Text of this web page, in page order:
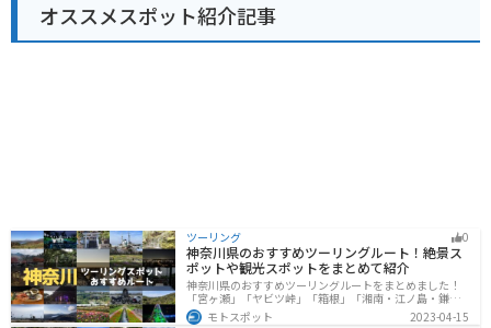
で、ツーリングの拠点としてもおすすめです。 【おすす
めポイント】 * 奈良県産の新鮮な野菜や果物が購入でき
る * 弥生時代の歴史に触れることができる * バイク駐車
オススメスポット紹介記事
ツーリング 0
神奈川県のおすすめツーリングルート！絶景ス
ポットや観光スポットをまとめて紹介
神奈川県のおすすめツーリングルートをまとめました！
「宮ヶ瀬」「ヤビツ峠」「箱根」「湘南・江ノ島・鎌
倉」「三浦」「みなとみらい」の6つのルート紹介しま
す。自然豊かなスポット、歴史ある観光名所、都市部で
モトスポット
2023-04-15